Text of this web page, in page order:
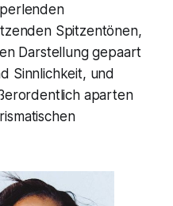
Spitzentönen,
Darstellung gepaart
Sinnlichkeit, und
aparten